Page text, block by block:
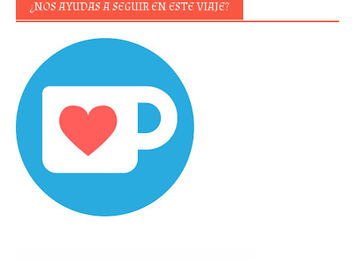
¿NOS AYUDAS A SEGUIR EN ESTE VIAJE?